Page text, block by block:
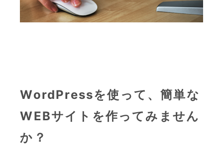
WordPressを使って、簡単な
WEBサイトを作ってみません
か？